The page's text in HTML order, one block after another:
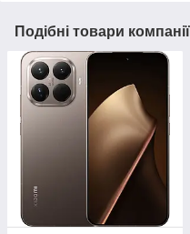
Подібні товари компанії